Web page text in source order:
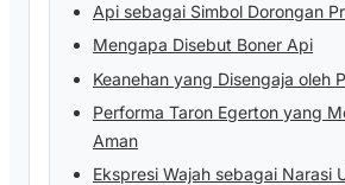
Api sebagai Simbol Dorongan
Mengapa Disebut Boner Api
Keanehan yang Disengaja oleh
Performa Taron Egerton yang
Aman
Ekspresi Wajah sebagai Narasi